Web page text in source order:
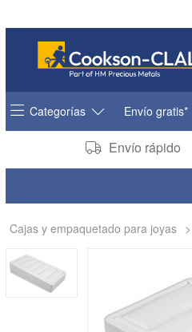
Categorías Envío gratis*
Envío rápido
Cajas y empaquetado para joyas >